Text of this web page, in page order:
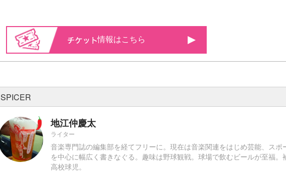
情報はこちら
SPICER
地江仲慶太
ライター
音楽専門誌の編集部を経てフリーに。現在は音楽関連をはじめ芸能、スポ
を中心に幅広く書きなぐる。趣味は野球観戦。球場で飲むビールが至福。
高校球児。